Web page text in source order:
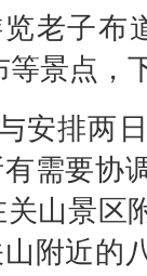
老子布
等景点，
安排两
需要协
山景区
附近的